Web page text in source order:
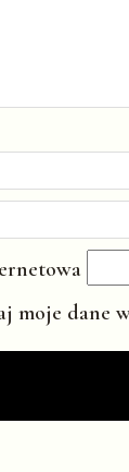
moje dane